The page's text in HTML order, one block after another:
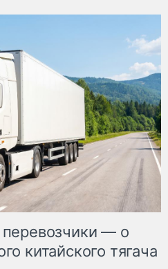
— о
китайского тягача